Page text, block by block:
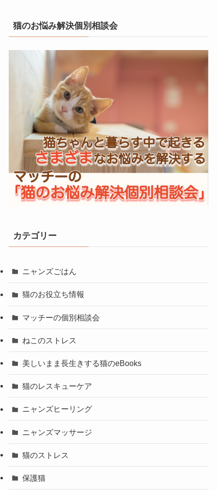
猫のお悩み解決個別相談会
カテゴリー
ニャンズごはん
猫のお役立ち情報
マッチーの個別相談会
ねこのストレス
美しいまま長生きする猫のeBooks
猫のレスキューケア
ニャンズヒーリング
ニャンズマッサージ
猫のストレス
保護猫